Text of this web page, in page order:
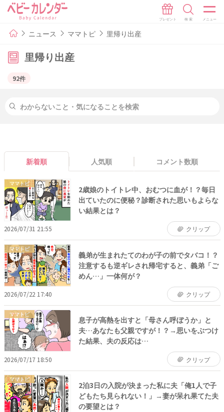
ニュース ママトピ 里帰り出産
里帰り出産
92件
新着順 人気順 コメント数順
ママトピ
2歳娘のトイトレ中、おむつに血が！？毎日
出ていたのに便秘？診断された思いもよらな
い結果とは？
2026/07/31 21:55 クリップ
ママトピ
義弟が生まれたてのわが子の前でタバコ！？
注意するも逆ギレされ帰宅すると、義弟「ご
めん…」一体何が？
2026/07/22 17:40 クリップ
ママトピ
息子が高熱を出すと「母さん呼ぼうか」と
夫…あなたも父親ですが！？→思いをぶつけ
た結果、夫の反応は…
2026/07/17 18:50 クリップ
ママトピ
2泊3日の入院が決まった私に夫「俺1人で子
どもたち見られない！」→妻が呆れ果てた夫
の要望とは？